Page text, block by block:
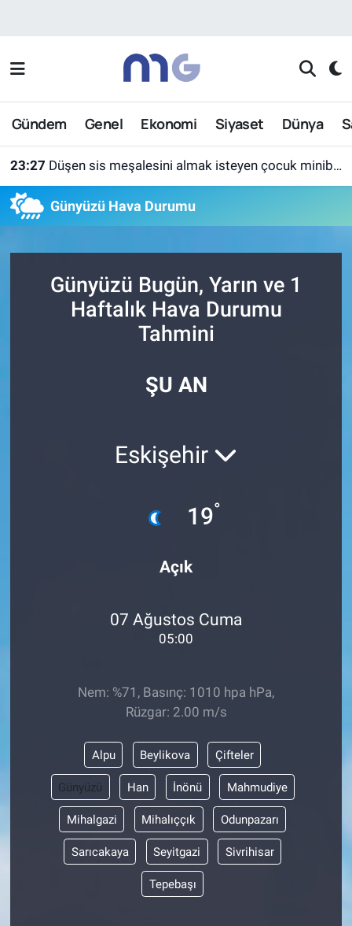
Gündem Genel Ekonomi Siyaset Dünya
23:27 Düşen sis meşalesini almak isteyen çocuk minibüsün altında kaldı
Günyüzü Hava Durumu
Günyüzü Bugün, Yarın ve 1
Haftalık Hava Durumu
Tahmini
ŞU AN
Eskişehir
19°
Açık
07 Ağustos Cuma
05:00
Nem: %71, Basınç: 1010 hpa hPa,
Rüzgar: 2.00 m/s
Alpu Beylikova Çifteler
Günyüzü Han İnönü Mahmudiye
Mihalgazi Mihalıççık Odunpazarı
Sarıcakaya Seyitgazi Sivrihisar
Tepebaşı
Nöbetçi Eczaneler
Hava Durumu
Son Dakika Haberleri